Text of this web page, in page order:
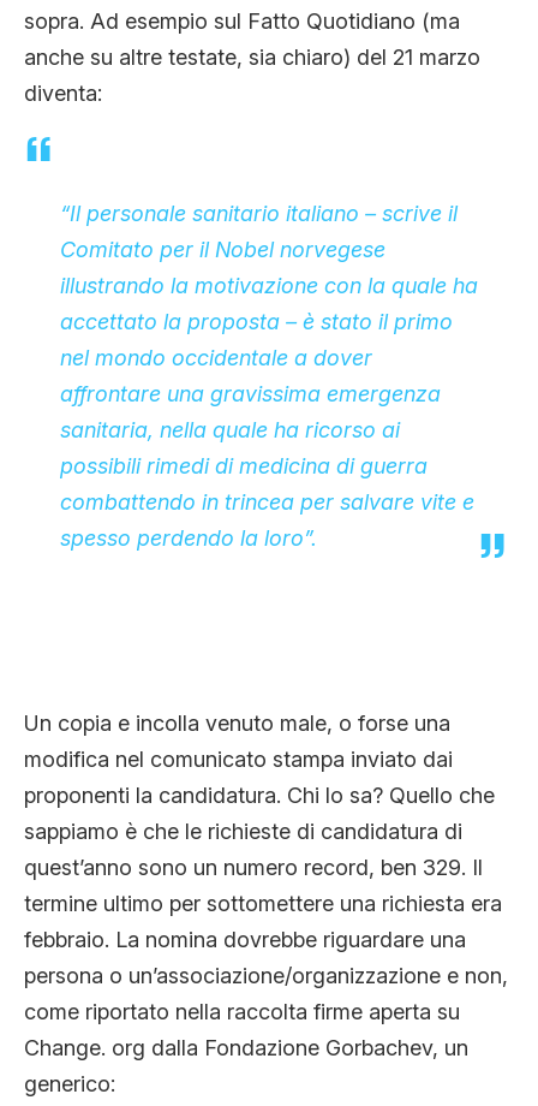
sopra. Ad esempio sul Fatto Quotidiano (ma
anche su altre testate, sia chiaro) del 21 marzo
diventa:
“Il personale sanitario italiano – scrive il
Comitato per il Nobel norvegese
illustrando la motivazione con la quale ha
accettato la proposta – è stato il primo
nel mondo occidentale a dover
affrontare una gravissima emergenza
sanitaria, nella quale ha ricorso ai
possibili rimedi di medicina di guerra
combattendo in trincea per salvare vite e
spesso perdendo la loro”.
Un copia e incolla venuto male, o forse una
modifica nel comunicato stampa inviato dai
proponenti la candidatura. Chi lo sa? Quello che
sappiamo è che le richieste di candidatura di
quest’anno sono un numero record, ben 329. Il
termine ultimo per sottomettere una richiesta era
febbraio. La nomina dovrebbe riguardare una
persona o un’associazione/organizzazione e non,
come riportato nella raccolta firme aperta su
Change. org dalla Fondazione Gorbachev, un
generico: